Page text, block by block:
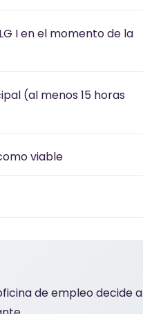
I en el momento de la
(al menos 15 horas
viable
de empleo decide a